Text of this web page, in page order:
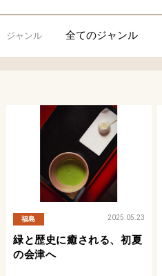
ジャンル 全てのジャンル
福島 2025.05.23
緑と歴史に癒される、初夏
の会津へ